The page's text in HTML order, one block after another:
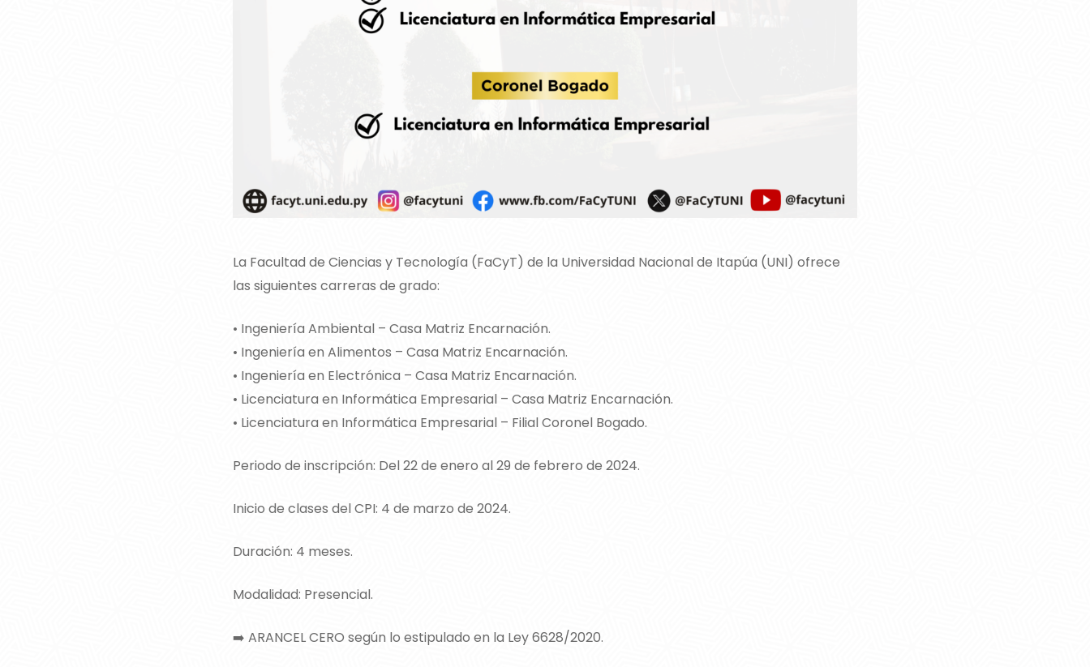
La Facultad de Ciencias y Tecnología (FaCyT) de la Universidad Nacional de Itapúa (UNI) ofrece
las siguientes carreras de grado:
• Ingeniería Ambiental – Casa Matriz Encarnación.
• Ingeniería en Alimentos – Casa Matriz Encarnación.
• Ingeniería en Electrónica – Casa Matriz Encarnación.
• Licenciatura en Informática Empresarial – Casa Matriz Encarnación.
• Licenciatura en Informática Empresarial – Filial Coronel Bogado.
Periodo de inscripción: Del 22 de enero al 29 de febrero de 2024.
Inicio de clases del CPI: 4 de marzo de 2024.
Duración: 4 meses.
Modalidad: Presencial.
➡️ ARANCEL CERO según lo estipulado en la Ley 6628/2020.